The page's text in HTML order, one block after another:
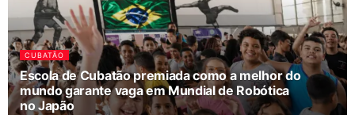
CUBATÃO
Escola de Cubatão premiada como a melhor do
mundo garante vaga em Mundial de Robótica
no Japão